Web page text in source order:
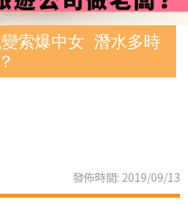
索爆中女 潛水多時
發佈時間: 2019/09/13